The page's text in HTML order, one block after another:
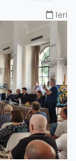
Ieri